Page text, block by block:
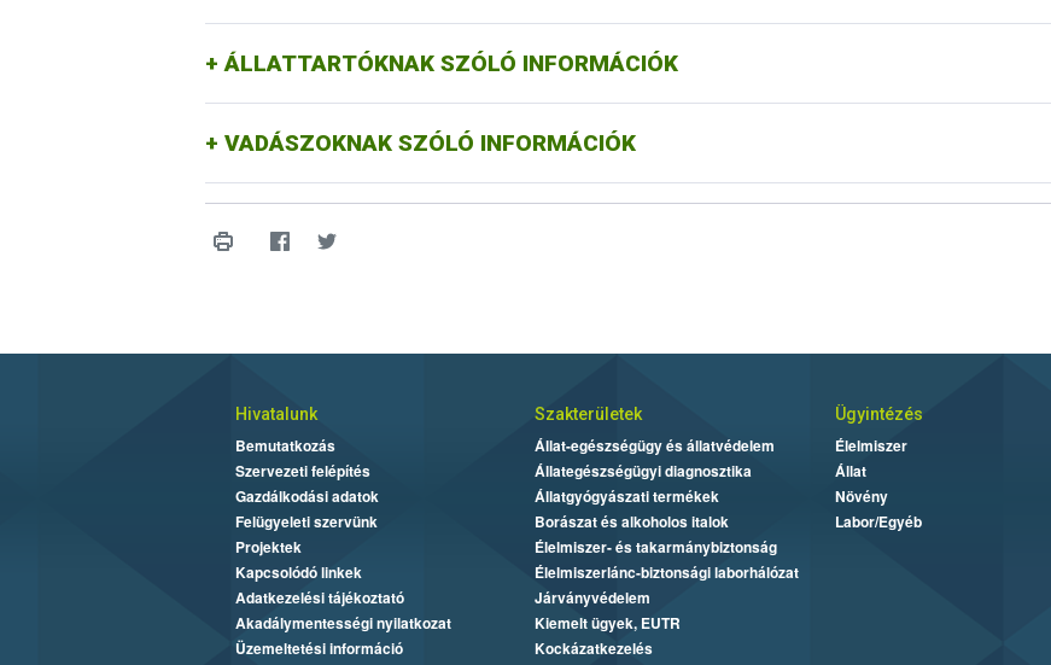
ÁLLATTARTÓKNAK SZÓLÓ INFORMÁCIÓK
VADÁSZOKNAK SZÓLÓ INFORMÁCIÓK
Hivatalunk
Bemutatkozás
Szervezeti felépítés
Gazdálkodási adatok
Felügyeleti szervünk
Projektek
Kapcsolódó linkek
Adatkezelési tájékoztató
Akadálymentességi nyilatkozat
Üzemeltetési információ
Szakterületek
Állat-egészségügy és állatvédelem
Állategészségügyi diagnosztika
Állatgyógyászati termékek
Borászat és alkoholos italok
Élelmiszer- és takarmánybiztonság
Élelmiszerlánc-biztonsági laborhálózat
Járványvédelem
Kiemelt ügyek, EUTR
Kockázatkezelés
Ügyintézés
Élelmiszer
Állat
Növény
Labor/Egyéb